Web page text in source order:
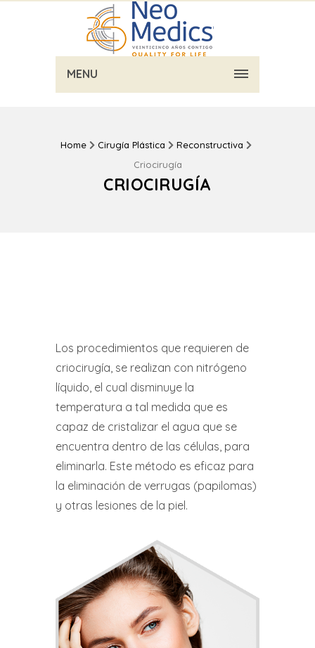
MENU
Home Cirugía Plástica
Reconstructiva
Criocirugía
CRIOCIRUGÍA
Los procedimientos que requieren de
criocirugía, se realizan con nitrógeno
líquido, el cual disminuye la
temperatura a tal medida que es
capaz de cristalizar el agua que se
encuentra dentro de las células, para
eliminarla. Este método es eficaz para
la eliminación de verrugas (papilomas)
y otras lesiones de la piel.